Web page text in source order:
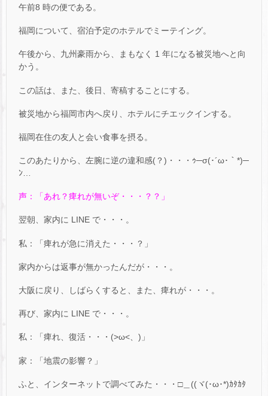
午前8 時の便である。
福岡について、宿泊予定のホテルでミーテイング。
午後から、九州豪雨から、まもなく 1 年になる被災地へと向
かう。
この話は、また、後日、寄稿することにする。
被災地から福岡市内へ戻り、ホテルにチエックインする。
福岡在住の友人と会い食事を摂る。
このあたりから、左腕に逆の違和感(？)・・・ｩ─σ(･´ω･｀*)─
ﾝ…
声：「あれ？痺れが無いぞ・・・？？」
翌朝、家内に LINE で・・・。
私：「痺れが急に消えた・・・？」
家内からは返事が無かったんだが・・・。
大阪に戻り、しばらくすると、また、痺れが・・・。
再び、家内に LINE で・・・。
私：「痺れ、復活・・・(>ω<、)」
家：「地震の影響？」
ふと、インターネットで調べてみた・・・□＿((ヾ(･ω･*)ｶﾀｶﾀ